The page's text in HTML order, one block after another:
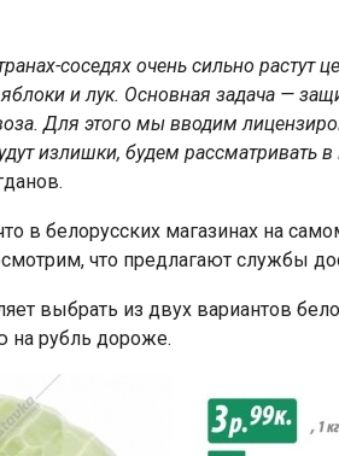
соседях очень сильно
яблоки и лук. Основная задача —
Для этого мы вводим
излишки, будем рассматривать
в белорусских магазинах на
что предлагают службы
выбрать из двух вариантов
на рубль дороже.